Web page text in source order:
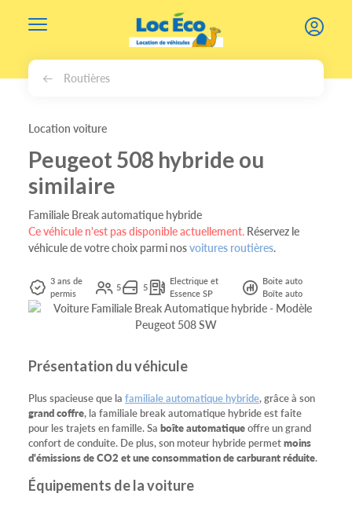
Routières
Location voiture
Peugeot 508 hybride ou
similaire
Familiale Break automatique hybride
Ce véhicule n'est pas disponible actuellement. Réservez le
véhicule de votre choix parmi nosvoitures routières.
3 ans de
permis
5 5
Electrique et
Essence SP
Boite auto
Boîte auto
Présentation du véhicule
Plus spacieuse que la familiale automatique hybride, grâce à son
grand coffre, la familiale break automatique hybride est faite
pour les trajets en famille. Sa boîte automatiqueoffre un grand
confort de conduite. De plus, son moteur hybride permetmoins
d'émissions de CO2 et une consommation de carburant réduite.
Équipements de la voiture